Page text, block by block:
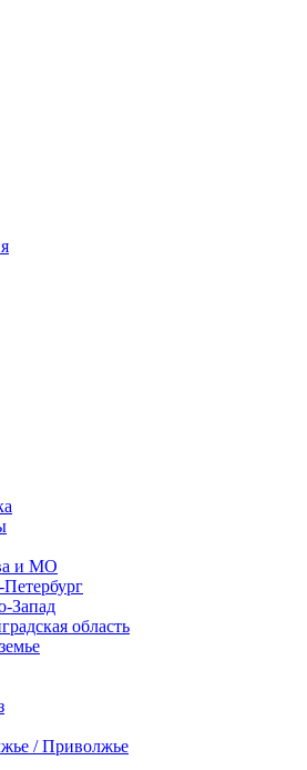
и МО
Запад
область
/ Приволжье